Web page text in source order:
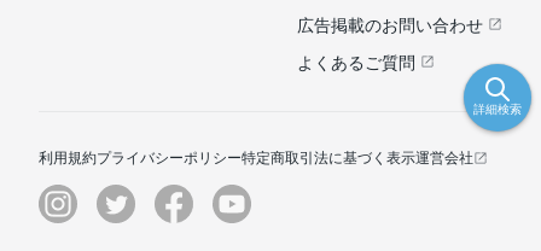
詳細検索
広告掲載のお問い合わせ
よくあるご質問
利用規約プライバシーポリシー特定商取引法に基づく表示運営会社